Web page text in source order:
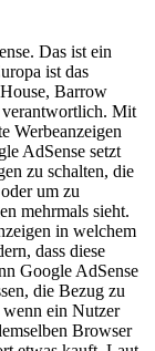
Das ist ein
ist das
Barrow
Mit
Werbeanzeigen
AdSense setzt
zu schalten, die
um zu
mehrmals sieht.
in welchem
dass diese
Google AdSense
die Bezug zu
wenn ein Nutzer
Browser